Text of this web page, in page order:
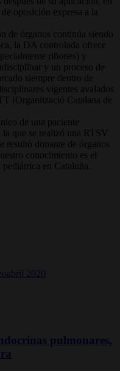
oposición expresa a la
de órganos continúa siendo
la DA controlada ofrece
riñones) y
y un proceso de
siempre dentro de
vigentes avalados
(Organització Catalana de
de una paciente
que se realizó una RTSV
resultó donante de órganos
conocimiento es el
en Cataluña.
2020
pulmonares,